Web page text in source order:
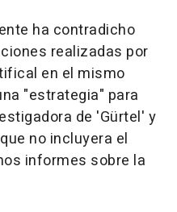
ha contradicho
realizadas por
en el mismo
"estrategia" para
de 'Gürtel' y
no incluyera el
informes sobre la